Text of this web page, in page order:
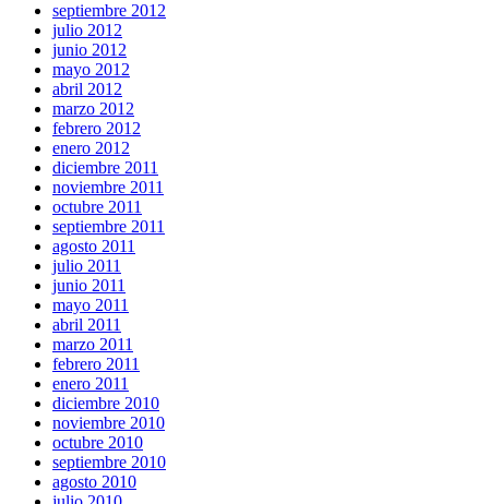
septiembre 2012
julio 2012
junio 2012
mayo 2012
abril 2012
marzo 2012
febrero 2012
enero 2012
diciembre 2011
noviembre 2011
octubre 2011
septiembre 2011
agosto 2011
julio 2011
junio 2011
mayo 2011
abril 2011
marzo 2011
febrero 2011
enero 2011
diciembre 2010
noviembre 2010
octubre 2010
septiembre 2010
agosto 2010